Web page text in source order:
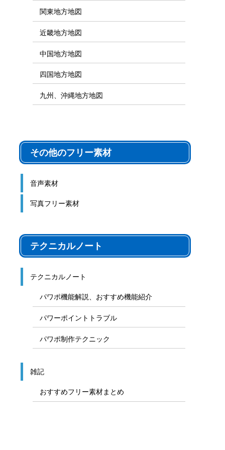
関東地方地図
近畿地方地図
中国地方地図
四国地方地図
九州、沖縄地方地図
その他のフリー素材
音声素材
写真フリー素材
テクニカルノート
テクニカルノート
パワポ機能解説、おすすめ機能紹介
パワーポイントトラブル
パワポ制作テクニック
雑記
おすすめフリー素材まとめ